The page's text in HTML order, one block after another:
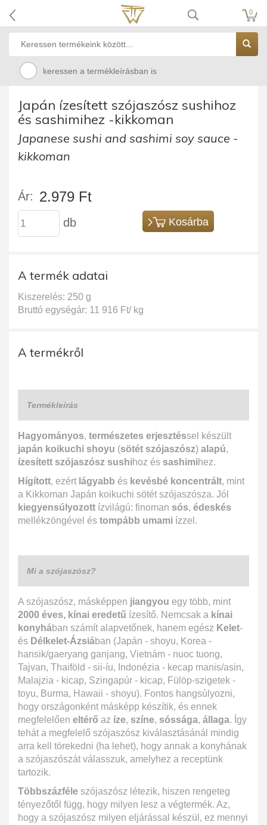
0
keressen a termékleírásban is
Japán ízesített szójaszósz sushihoz
és sashimihez -kikkoman
Japanese sushi and sashimi soy sauce -
kikkoman
Ár: 2.979 Ft
db Kosárba
A termék adatai
Kiszerelés: 250 g
Bruttó egységár: 11 916 Ft/ kg
A termékről
Termékleírás
Hagyományos, természetes erjesztéssel készült
japán koikuchi shoyu (sötét szójaszósz) alapú,
ízesített szójaszósz sushihoz és sashimihez.
Hígított, ezért lágyabb és kevésbé koncentrált, mint
a Kikkoman Japán koikuchi sötét szójaszósza. Jól
kiegyensúlyozott ízvilágú: finoman sós, édeskés
mellékzöngével és tompább umami ízzel.
Mi a szójaszósz?
A szójaszósz, másképpen jiangyou egy több, mint
2000 éves, kínai eredetű ízesítő. Nemcsak a kínai
konyhában számít alapvetőnek, hanem egész Kelet-
és Délkelet-Ázsiában (Japán - shoyu, Korea -
hansik/gaeryang ganjang, Vietnám - nuoc tuong,
Tajvan, Thaiföld - sii-íu, Indonézia - kecap manis/asin,
Malajzia - kicap, Szingapúr - kicap, Fülöp-szigetek -
toyu, Burma, Hawaii - shoyu). Fontos hangsúlyozni,
hogy országonként másképp készítik, és ennek
megfelelően eltérő az íze, színe, sóssága, állaga. Így
tehát a megfelelő szójaszósz kiválasztásánál mindig
arra kell törekedni (ha lehet), hogy annak a konyhának
a szójaszószát válasszuk, amelyhez a receptünk
tartozik.
Többszázféle szójaszósz létezik, hiszen rengeteg
tényezőtől függ, hogy milyen lesz a végtermék. Az,
hogy a szójaszósz milyen eljárással készül, ez mennyi